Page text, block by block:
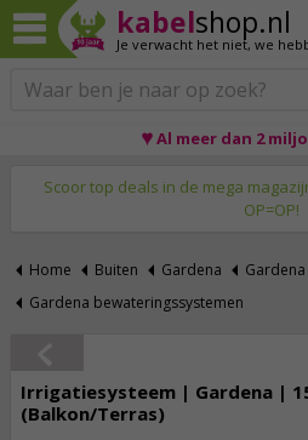
kabelshop.nl
Je verwacht het niet, we
♥ Al meer dan 2
Scoor top deals in de mega
OP=OP!
Home Buiten Gardena
Gardena bewateringssystemen
Irrigatiesysteem | Gardena |
(Balkon/Terras)